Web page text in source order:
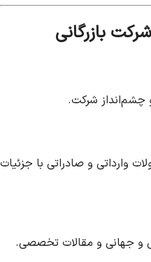
بازرگانی
چشم‌انداز شرکت.
وارداتی و صادراتی با جزئیات
و جهانی و مقالات تخصصی.